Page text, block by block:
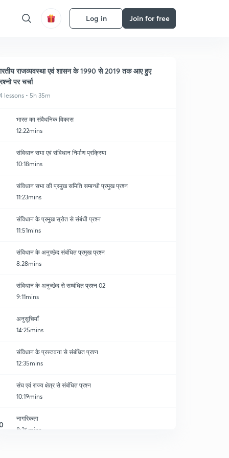
Log in Join for free
राजव्यवस्था एवं शासन के 1990 से 2019 तक आए हुए
पर चर्चा
lessons • 5h 35m
भारत का संवैधनिक विकास
12:22mins
संविधान सभा एवं संविधान निर्माण प्रक्रिया
10:18mins
संविधान सभा की प्रमुख समिति सम्बन्धी प्रमुख प्रश्न
11:23mins
संविधान के प्रमुख स्रोत से संबंधी प्रश्न
11:51mins
संविधान के अनुच्छेद संबंधित प्रमुख प्रश्न
8:28mins
संविधान के अनुच्छेद से सम्बंधित प्रश्न 02
9:11mins
अनुसूचियाँ
14:25mins
संविधान के प्रस्तवना से संबंधित प्रश्न
12:35mins
संघ एवं राज्य क्षेत्र से संबंधित प्रश्न
10:19mins
नागरिकता
8:26mins